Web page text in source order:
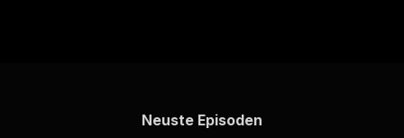
Neuste Episoden